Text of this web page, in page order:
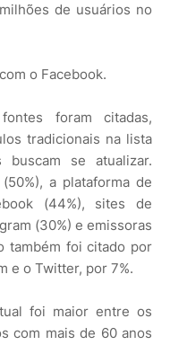
de usuários no
o Facebook.
foram citadas,
tradicionais na lista
se atualizar.
a plataforma de
(44%), sites de
(30%) e emissoras
também foi citado por
e o Twitter, por 7%.
foi maior entre os
com mais de 60 anos